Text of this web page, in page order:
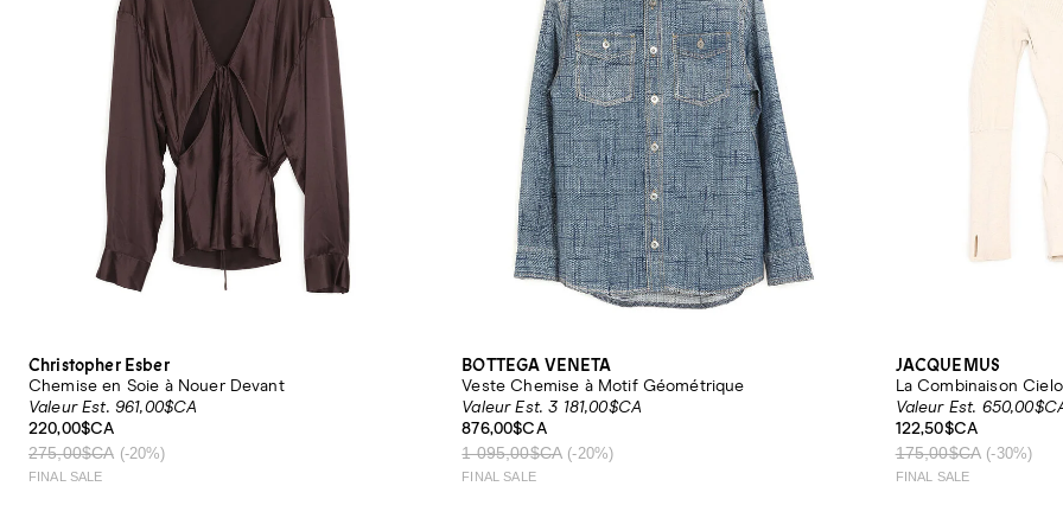
Christopher Esber
Chemise en Soie à Nouer Devant
Valeur Est. 961,00$CA
220,00$CA
275,00$CA (-20%)
FINAL SALE
BOTTEGA VENETA
Veste Chemise à Motif Géométrique
Valeur Est. 3 181,00$CA
876,00$CA
1 095,00$CA (-20%)
FINAL SALE
JACQUEMUS
La Combinaison Cielo
Valeur Est.
122,50$CA
175,00$CA (-30%)
FINAL SALE